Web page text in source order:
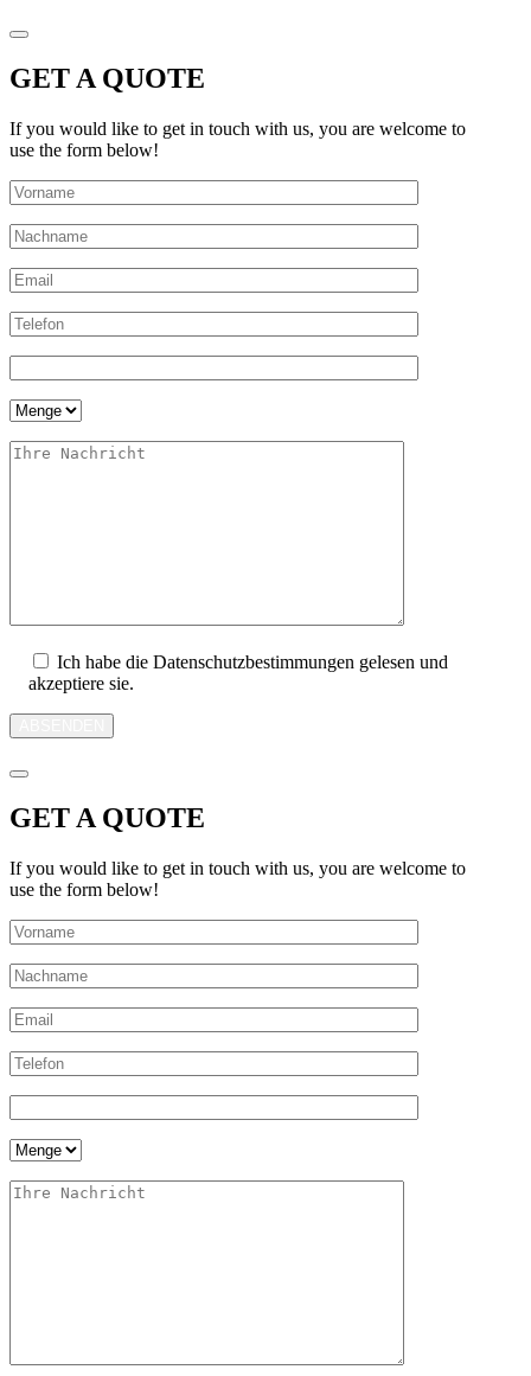
GET A QUOTE
If you would like to get in touch with us, you are welcome to
use the form below!
Ich habe die Datenschutzbestimmungen gelesen und
akzeptiere sie.
GET A QUOTE
If you would like to get in touch with us, you are welcome to
use the form below!